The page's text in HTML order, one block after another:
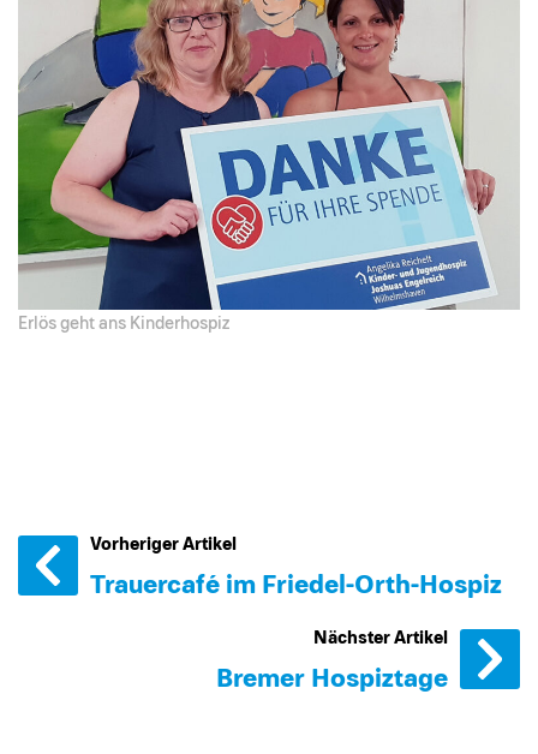
Erlös geht ans Kinderhospiz
Vorheriger Artikel
Trauercafé im Friedel-Orth-Hospiz
Nächster Artikel
Bremer Hospiztage